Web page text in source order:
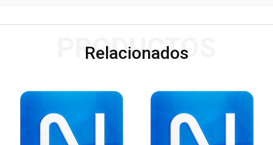
Relacionados
PRODUCTOS